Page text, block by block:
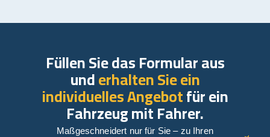
Füllen Sie das Formular aus
underhalten Sie ein
individuelles Angebotfür ein
Fahrzeug mit Fahrer.
Maßgeschneidert nur für Sie – zu Ihren